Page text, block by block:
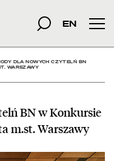
szukana fraza
Szukaj
EN
DLA NOWYCH CZYTELŃ BN
WARSZAWY
BN w Konkursie
m.st. Warszawy